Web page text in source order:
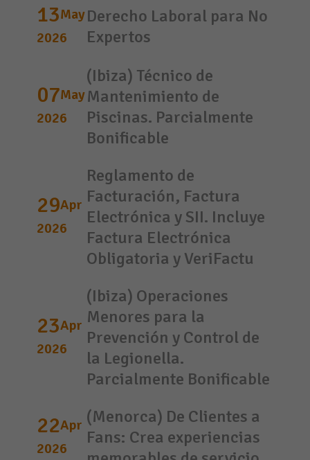
13May
2026
Derecho Laboral para No
Expertos
07May
2026
(Ibiza) Técnico de
Mantenimiento de
Piscinas. Parcialmente
Bonificable
29Apr
2026
Reglamento de
Facturación, Factura
Electrónica y SII. Incluye
Factura Electrónica
Obligatoria y VeriFactu
23Apr
2026
(Ibiza) Operaciones
Menores para la
Prevención y Control de
la Legionella.
Parcialmente Bonificable
22Apr
2026
(Menorca) De Clientes a
Fans: Crea experiencias